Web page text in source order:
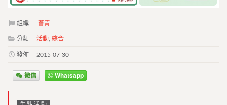
組織 薈青
分類 活動 綜合
發佈 2015-07-30
微信 Whatsapp